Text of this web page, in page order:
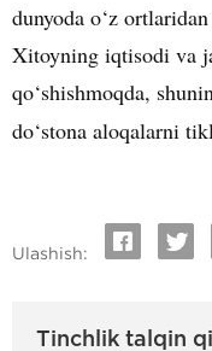
dunyoda o‘z
Xitoyning iqtisodi va
qo‘shishmoqda,
do‘stona aloqalarni
Ulashish:
Tinchlik talqin